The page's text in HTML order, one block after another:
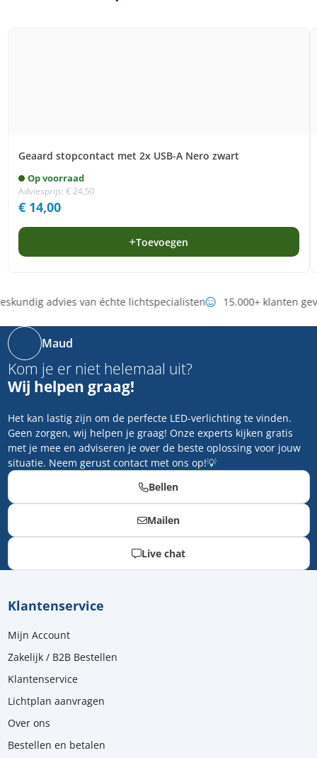
Geaard stopcontact met 2x USB-A Nero zwart
Op voorraad
Adviesprijs: €24,50
€14,00
Toevoegen
advies van échte lichtspecialisten 15.000+ klanten
Maud
Kom je er niet helemaal uit?
Wij helpen graag!
Het kan lastig zijn om de perfecte LED-verlichting te vinden.
Geen zorgen, wij helpen je graag! Onze experts kijken gratis
met je mee en adviseren je over de beste oplossing voor jouw
situatie. Neem gerust contact met ons op!💡
Bellen
Mailen
Live chat
Klantenservice
Mijn Account
Zakelijk / B2B Bestellen
Klantenservice
Lichtplan aanvragen
Over ons
Bestellen en betalen